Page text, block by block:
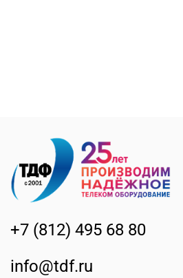
+7 (812) 495 68 80
info@tdf.ru